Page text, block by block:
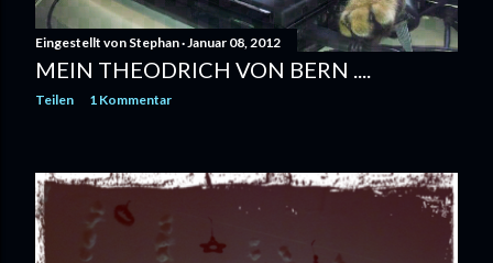
Eingestellt von Stephan Januar 08, 2012
MEIN THEODRICH VON BERN ....
Teilen 1 Kommentar